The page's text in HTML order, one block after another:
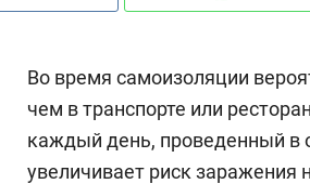
Во время самоизоляции
чем в транспорте или
каждый день, проведенный в
увеличивает риск заражения